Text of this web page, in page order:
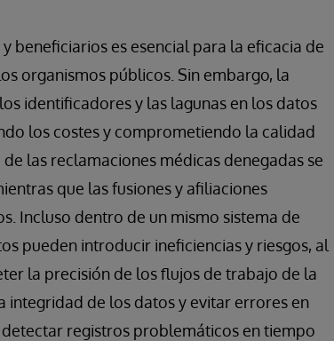
beneficiarios es esencial para la eficacia de
organismos públicos. Sin embargo, la
identificadores y las lagunas en los datos
los costes y comprometiendo la calidad
las reclamaciones médicas denegadas se
que las fusiones y afiliaciones
Incluso dentro de un mismo sistema de
pueden introducir ineficiencias y riesgos, al
la precisión de los flujos de trabajo de la
integridad de los datos y evitar errores en
registros problemáticos en tiempo